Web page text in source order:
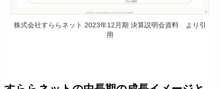
株式会社すららネット 2023年12月期 決算説明会資料 より引
用